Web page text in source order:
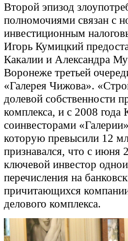
Второй эпизод
полномочиями связан с
инвестиционным
Игорь Кумицкий
Какалии и Александра
Воронеже третьей
«Галерея Чижова».
долевой собственности
комплекса, и с 2008
соинвесторами
которую превысили 12
признавался, что с июня
ключевой инвестор
перечисления на
причитающихся
делового комплекса.